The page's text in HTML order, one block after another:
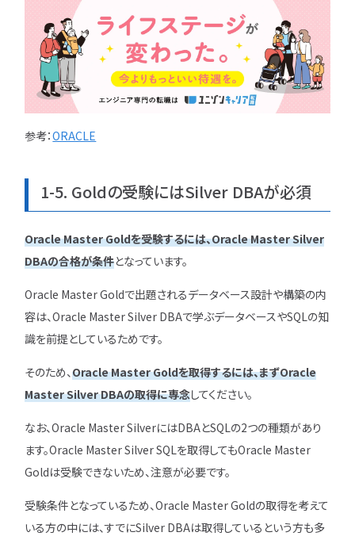
参考：ORACLE
1-5. Goldの受験にはSilver DBAが必須
Oracle Master Goldを受験するには、Oracle Master Silver
DBAの合格が条件となっています。
Oracle Master Goldで出題されるデータベース設計や構築の内
容は、Oracle Master Silver DBAで学ぶデータベースやSQLの知
識を前提としているためです。
そのため、Oracle Master Goldを取得するには、まずOracle
Master Silver DBAの取得に専念してください。
なお、Oracle Master SilverにはDBAとSQLの2つの種類があり
ます。Oracle Master Silver SQLを取得してもOracle Master
Goldは受験できないため、注意が必要です。
受験条件となっているため、Oracle Master Goldの取得を考えて
いる方の中には、すでにSilver DBAは取得しているという方も多